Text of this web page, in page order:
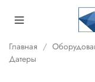
Главная
Датеры